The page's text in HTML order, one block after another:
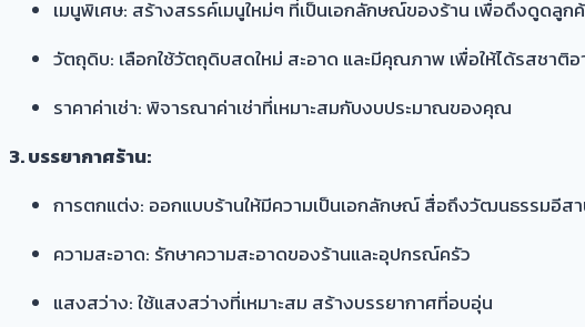
เมนูพิเศษ: สร้างสรรค์เมนูใหม่ๆ ที่เป็นเอกลักษณ์ของร้าน เพื่อดึงดูดลูก
วัตถุดิบ: เลือกใช้วัตถุดิบสดใหม่ สะอาด และมีคุณภาพ เพื่อให้ได้รสชาติ
ราคาค่าเช่า: พิจารณาค่าเช่าที่เหมาะสมกับงบประมาณของคุณ
3. บรรยากาศร้าน:
การตกแต่ง: ออกแบบร้านให้มีความเป็นเอกลักษณ์ สื่อถึงวัฒนธรรมอีส
ความสะอาด: รักษาความสะอาดของร้านและอุปกรณ์ครัว
แสงสว่าง: ใช้แสงสว่างที่เหมาะสม สร้างบรรยากาศที่อบอุ่น